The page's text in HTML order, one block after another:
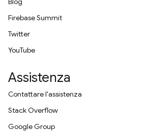
Firebase Summit
Twitter
YouTube
Assistenza
Contattare l'assistenza
Stack Overflow
Google Group